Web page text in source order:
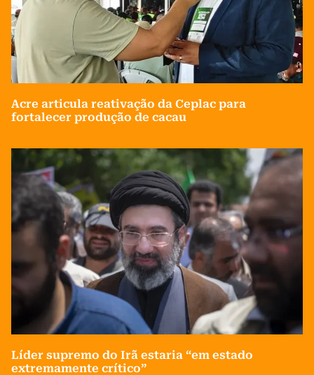
Acre articula reativação da Ceplac para
fortalecer produção de cacau
Líder supremo do Irã estaria “em estado
extremamente crítico”